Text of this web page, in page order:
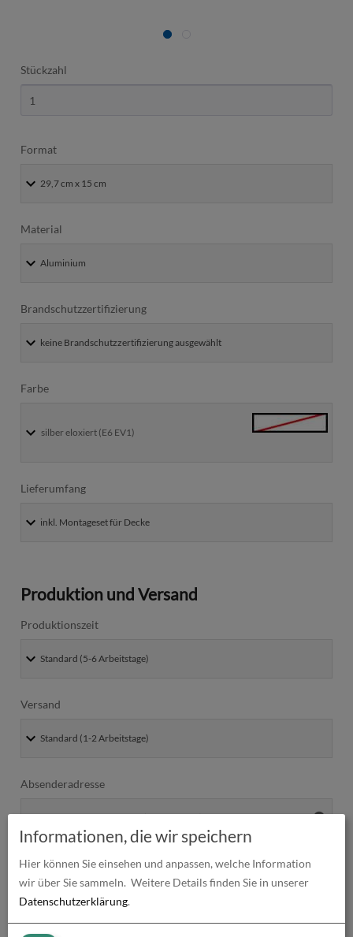
Stückzahl
Format
Material
Brandschutzzertifizierung
Farbe
silber eloxiert (E6 EV1)
Lieferumfang
Produktion und Versand
Produktionszeit
Versand
Absenderadresse
Alle Preise im Überblick
Informationen, die wir speichern
Hier können Sie einsehen und anpassen, welche Information
wir über Sie sammeln. Weitere Details finden Sie in unserer
Datenschutzerklärung.